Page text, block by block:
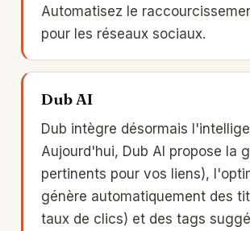
Automatisez le
pour les réseaux sociaux.
Dub AI
Dub intègre désormais
Aujourd'hui, Dub AI propose la
pertinents pour vos liens),
génère automatiquement des
taux de clics) et des tags